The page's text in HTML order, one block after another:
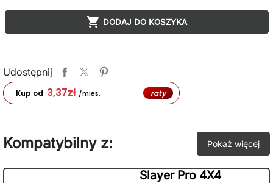
 DODAJ DO KOSZYKA
Udostępnij
Kup od 3,37zł /mies. raty
Kompatybilny z: Pokaż więcej
Slayer Pro 4X4